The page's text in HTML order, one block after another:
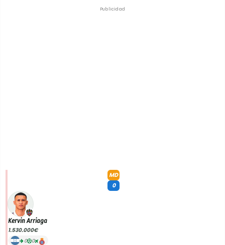
Publicidad
MD
0
Kervin Arriaga
1.530.000€
0 0